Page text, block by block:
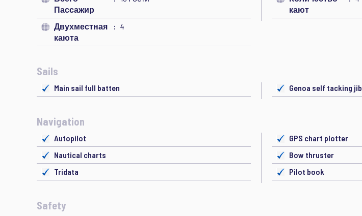
Пассажир
кают
Двухместная
каюта
4
Sails
Main sail full batten Genoa self tacking jib
Navigation
Autopilot
GPS chart plotter
Nautical charts
Bow thruster
Tridata
Pilot book
Safety